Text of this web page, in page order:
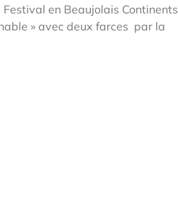
en Beaujolais Continents
» avec deux farces par la